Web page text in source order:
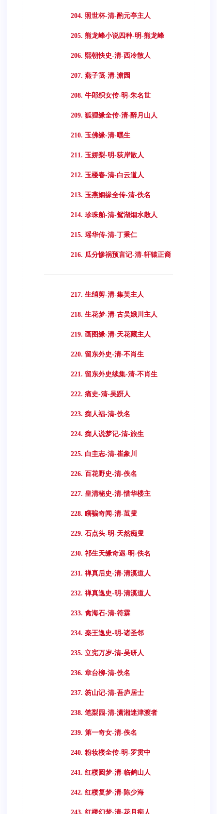
204. 照世杯-清-酌元亭主人
205. 熊龙峰小说四种-明-熊龙峰
206. 熙朝快史-清-西冷散人
207. 燕子笺-清-澹园
208. 牛郎织女传-明-朱名世
209. 狐狸缘全传-清-醉月山人
210. 玉佛缘-清-嘿生
211. 玉娇梨-明-荻岸散人
212. 玉楼春-清-白云道人
213. 玉燕姻缘全传-清-佚名
214. 珍珠舶-清-鸳湖烟水散人
215. 瑶华传-清-丁秉仁
216. 瓜分惨祸预言记-清-轩辕正裔
217. 生绡剪-清-集芙主人
218. 生花梦-清-古吴娥川主人
219. 画图缘-清-天花藏主人
220. 留东外史-清-不肖生
221. 留东外史续集-清-不肖生
222. 痛史-清-吴趼人
223. 痴人福-清-佚名
224. 痴人说梦记-清-旅生
225. 白圭志-清-崔象川
226. 百花野史-清-佚名
227. 皇清秘史-清-惜华楼主
228. 瞎骗奇闻-清-茧叟
229. 石点头-明-天然痴叟
230. 祁生天缘奇遇-明-佚名
231. 禅真后史-清-清溪道人
232. 禅真逸史-明-清溪道人
233. 禽海石-清-符霖
234. 秦王逸史-明-诸圣邻
235. 立宪万岁-清-吴研人
236. 章台柳-清-佚名
237. 笏山记-清-吾庐居士
238. 笔梨园-清-潇湘迷津渡者
239. 第一奇女-清-佚名
240. 粉妆楼全传-明-罗贯中
241. 红楼圆梦-清-临鹤山人
242. 红楼复梦-清-陈少海
243. 红楼幻梦-清-花月痴人